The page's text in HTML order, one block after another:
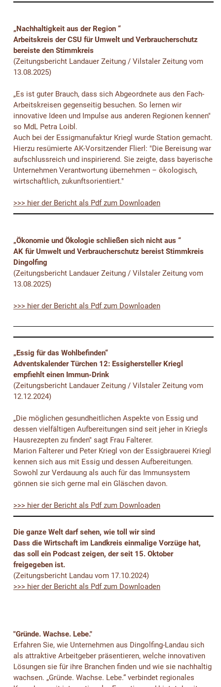
„Nachhaltigkeit aus der Region “
Arbeitskreis der CSU für Umwelt und Verbraucherschutz
bereiste den Stimmkreis
(Zeitungsbericht Landauer Zeitung / Vilstaler Zeitung vom
13.08.2025)
„Es ist guter Brauch, dass sich Abgeordnete aus den Fach-
Arbeitskreisen gegenseitig besuchen. So lernen wir
innovative Ideen und Impulse aus anderen Regionen kennen"
so MdL Petra Loibl.
Auch bei der Essigmanufaktur Kriegl wurde Station gemacht.
Hierzu resümierte AK-Vorsitzender Flierl: "Die Bereisung war
aufschlussreich und inspirierend. Sie zeigte, dass bayerische
Unternehmen Verantwortung übernehmen – ökologisch,
wirtschaftlich, zukunftsorientiert."
>>> hier der Bericht als Pdf zum Downloaden
„Ökonomie und Ökologie schließen sich nicht aus “
AK für Umwelt und Verbraucherschutz bereist Stimmkreis
Dingolfing
(Zeitungsbericht Landauer Zeitung / Vilstaler Zeitung vom
13.08.2025)
>>> hier der Bericht als Pdf zum Downloaden
„Essig für das Wohlbefinden“
Adventskalender Türchen 12: Essighersteller Kriegl
empfiehlt einen Immun-Drink
(Zeitungsbericht Landauer Zeitung / Vilstaler Zeitung vom
12.12.2024)
„Die möglichen gesundheitlichen Aspekte von Essig und
dessen vielfältigen Aufbereitungen sind seit jeher in Kriegls
Hausrezepten zu finden" sagt Frau Falterer.
Marion Falterer und Peter Kriegl von der Essigbrauerei Kriegl
kennen sich aus mit Essig und dessen Aufbereitungen.
Sowohl zur Verdauung als auch für das Immunsystem
gönnen sie sich gerne mal ein Gläschen davon.
>>> hier der Bericht als Pdf zum Downloaden
Die ganze Welt darf sehen, wie toll wir sind
Dass die Wirtschaft im Landkreis einmalige Vorzüge hat,
das soll ein Podcast zeigen, der seit 15. Oktober
freigegeben ist.
(Zeitungsbericht Landau vom 17.10.2024)
>>> hier der Bericht als Pdf zum Downloaden
"Gründe. Wachse. Lebe."
Erfahren Sie, wie Unternehmen aus Dingolfing-Landau sich
als attraktive Arbeitgeber präsentieren, welche innovativen
Lösungen sie für ihre Branchen finden und wie sie nachhaltig
wachsen. „Gründe. Wachse. Lebe.“ verbindet regionales